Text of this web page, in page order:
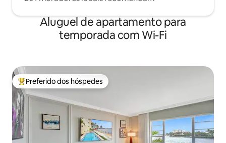
Aluguel de apartamento para
temporada com Wi-Fi
Entre os melhores preferidos dos hóspedes
Preferido dos hóspedes